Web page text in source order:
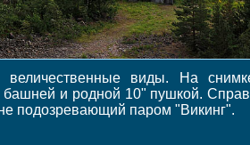
виды. На
башней и родной 10" пушкой.
подозревающий паром "Викинг".